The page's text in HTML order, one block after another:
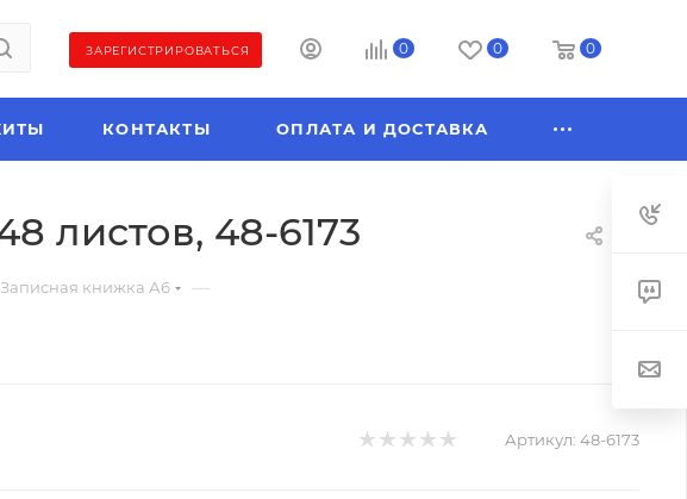
ЗАРЕГИСТРИРОВАТЬСЯ 0 0 0
КОНТАКТЫ ОПЛАТА И ДОСТАВКА
листов, 48-6173
Записная книжка А6 —
Артикул: 48-6173